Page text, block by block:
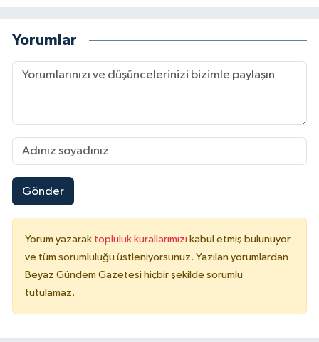
Yorumlar
Gönder
Yorum yazarak topluluk kurallarımızı kabul etmiş bulunuyor
ve tüm sorumluluğu üstleniyorsunuz. Yazılan yorumlardan
Beyaz Gündem Gazetesi hiçbir şekilde sorumlu
tutulamaz.